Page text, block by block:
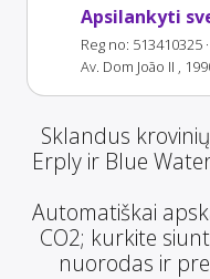
Apsilankyti
Reg no: 513410325
Av. Dom João II ,
Sklandus
Erply ir Blue
Automatiškai
CO2; kurkite
nuorodas ir